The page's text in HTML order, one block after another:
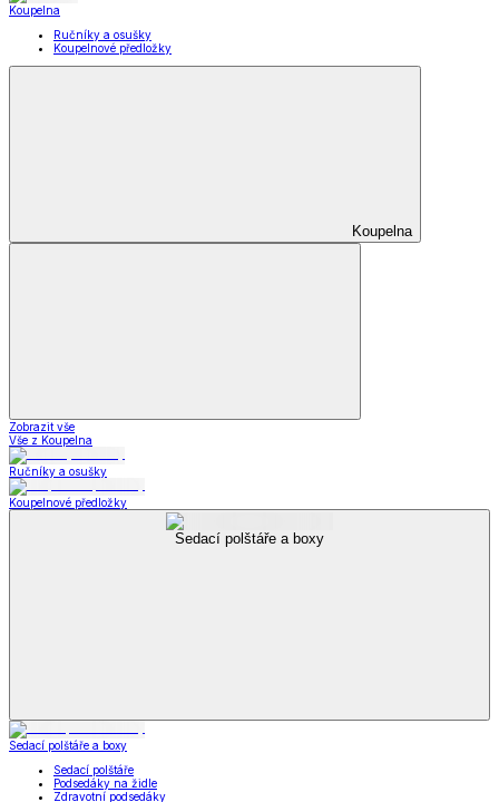
Koupelna
Ručníky a osušky
Koupelnové předložky
Koupelna
Zobrazit vše
Vše z Koupelna
Ručníky a osušky
Koupelnové předložky
Sedací polštáře a boxy
Sedací polštáře a boxy
Sedací polštáře
Podsedáky na židle
Zdravotní podsedáky